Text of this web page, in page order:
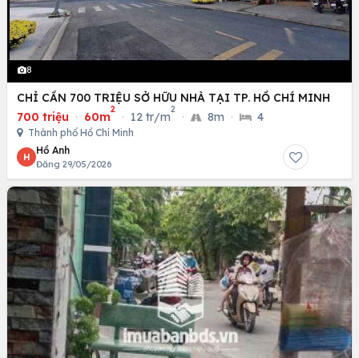
8
CHỈ CẦN 700 TRIỆU SỞ HỮU NHÀ TẠI TP. HỒ CHÍ MINH
700 triệu · 60m
2
· 12 tr/m
2
· 8m · 4
Thành phố Hồ Chí Minh
H
Hồ Anh
Đăng 29/05/2026